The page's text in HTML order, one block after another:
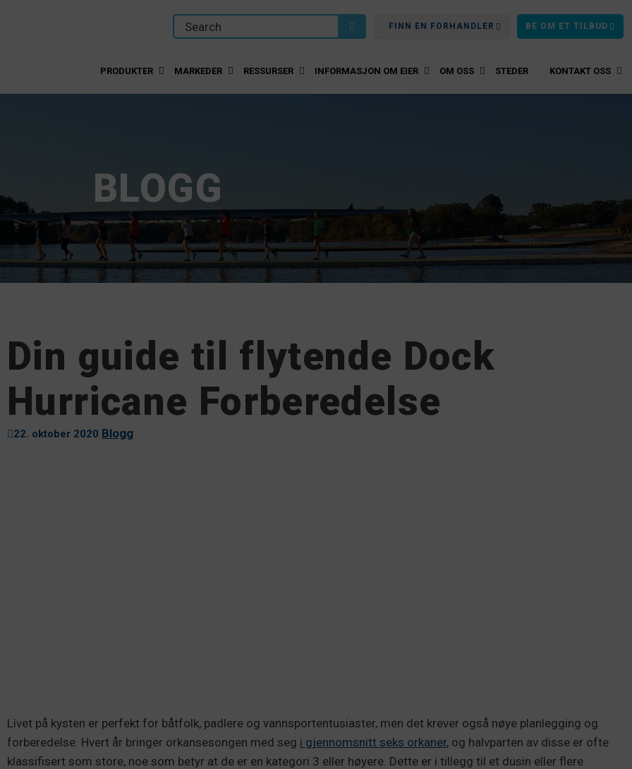
FINN EN FORHANDLER BE OM ET TILBUD
PRODUKTER MARKEDER RESSURSER INFORMASJON OM EIER OM OSS STEDER KONTAKT OSS
BLOGG
Din guide til flytende Dock
Hurricane Forberedelse
22. oktober 2020 Blogg
Livet på kysten er perfekt for båtfolk, padlere og vannsportentusiaster, men det krever også nøye planlegging og
forberedelse. Hvert år bringer orkansesongen med seg i gjennomsnitt seks orkaner, og halvparten av disse er ofte
klassifisert som store, noe som betyr at de er en kategori 3 eller høyere. Dette er i tillegg til et dusin eller flere